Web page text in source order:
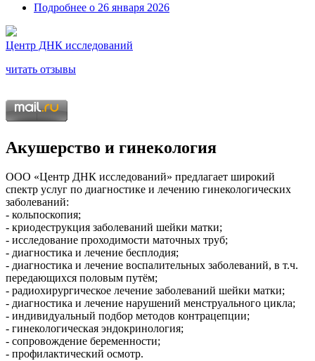
Подробнее о 26 января 2026
Центр ДНК исследований
читать отзывы
Акушерство и гинекология
ООО «Центр ДНК исследований» предлагает широкий
спектр услуг по диагностике и лечению гинекологических
заболеваний:
- кольпоскопия;
- криодеструкция заболеваний шейки матки;
- исследование проходимости маточных труб;
- диагностика и лечение бесплодия;
- диагностика и лечение воспалительных заболеваний, в т.ч.
передающихся половым путём;
- радиохирургическое лечение заболеваний шейки матки;
- диагностика и лечение нарушений менструального цикла;
- индивидуальный подбор методов контрацепции;
- гинекологическая эндокринология;
- сопровождение беременности;
- профилактический осмотр.